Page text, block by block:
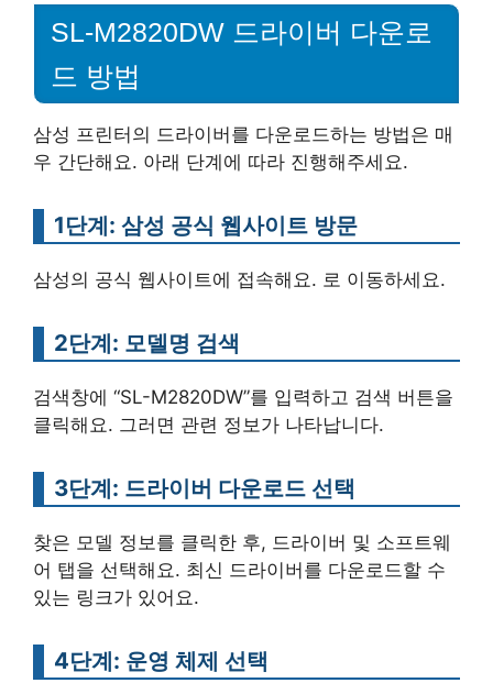
SL-M2820DW 드라이버 다운로
드 방법
삼성 프린터의 드라이버를 다운로드하는 방법은 매
우 간단해요. 아래 단계에 따라 진행해주세요.
1단계: 삼성 공식 웹사이트 방문
삼성의 공식 웹사이트에 접속해요. 로 이동하세요.
2단계: 모델명 검색
검색창에 “SL-M2820DW”를 입력하고 검색 버튼을
클릭해요. 그러면 관련 정보가 나타납니다.
3단계: 드라이버 다운로드 선택
찾은 모델 정보를 클릭한 후, 드라이버 및 소프트웨
어 탭을 선택해요. 최신 드라이버를 다운로드할 수
있는 링크가 있어요.
4단계: 운영 체제 선택